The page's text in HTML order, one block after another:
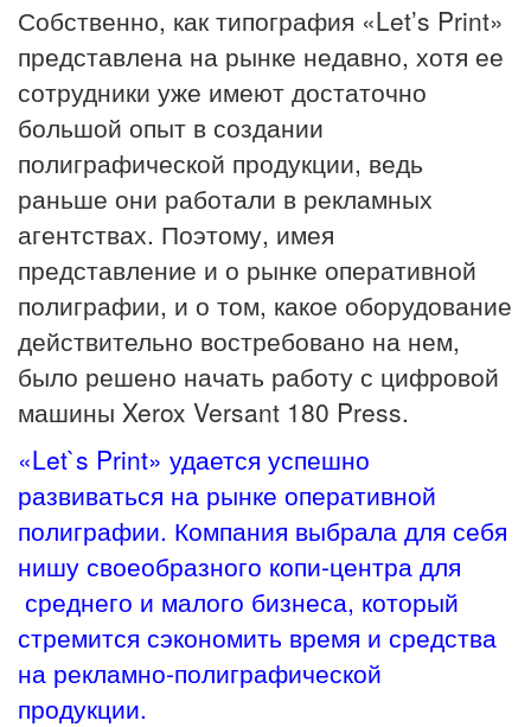
Собственно, как типография «Let’s Print»
представлена на рынке недавно, хотя ее
сотрудники уже имеют достаточно
большой опыт в создании
полиграфической продукции, ведь
раньше они работали в рекламных
агентствах. Поэтому, имея
представление и о рынке оперативной
полиграфии, и о том, какое оборудование
действительно востребовано на нем,
было решено начать работу с цифровой
машины Xerox Versant 180 Press.
«Let`s Print» удается успешно
развиваться на рынке оперативной
полиграфии. Компания выбрала для себя
нишу своеобразного копи-центра для
среднего и малого бизнеса, который
стремится сэкономить время и средства
на рекламно-полиграфической
продукции.